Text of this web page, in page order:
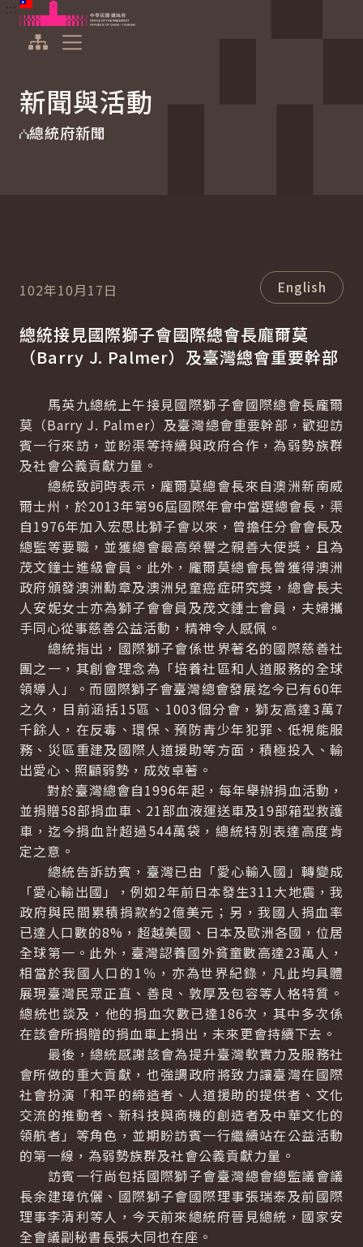
跳到主要內容
中華民國總統府
新聞與活動
總統府新聞
102年10月17日 English
總統接見國際獅子會國際總會長龐爾莫
（Barry J. Palmer）及臺灣總會重要幹部
馬英九總統上午接見國際獅子會國際總會長龐爾
莫（Barry J. Palmer）及臺灣總會重要幹部，歡迎訪
賓一行來訪，並盼渠等持續與政府合作，為弱勢族群
及社會公義貢獻力量。
總統致詞時表示，龐爾莫總會長來自澳洲新南威
爾士州，於2013年第96屆國際年會中當選總會長，渠
自1976年加入宏思比獅子會以來，曾擔任分會會長及
總監等要職，並獲總會最高榮譽之親善大使獎，且為
茂文鐘士進級會員。此外，龐爾莫總會長曾獲得澳洲
政府頒發澳洲勳章及澳洲兒童癌症研究獎，總會長夫
人安妮女士亦為獅子會會員及茂文鍾士會員，夫婦攜
手同心從事慈善公益活動，精神令人感佩。
總統指出，國際獅子會係世界著名的國際慈善社
團之一，其創會理念為「培養社區和人道服務的全球
領導人」。而國際獅子會臺灣總會發展迄今已有60年
之久，目前涵括15區、1003個分會，獅友高達3萬7
千餘人，在反毒、環保、預防青少年犯罪、低視能服
務、災區重建及國際人道援助等方面，積極投入、輸
出愛心、照顧弱勢，成效卓著。
對於臺灣總會自1996年起，每年舉辦捐血活動，
並捐贈58部捐血車、21部血液運送車及19部箱型救護
車，迄今捐血計超過544萬袋，總統特別表達高度肯
定之意。
總統告訴訪賓，臺灣已由「愛心輸入國」轉變成
「愛心輸出國」，例如2年前日本發生311大地震，我
政府與民間累積捐款約2億美元；另，我國人捐血率
已達人口數的8%，超越美國、日本及歐洲各國，位居
全球第一。此外，臺灣認養國外貧童數高達23萬人，
相當於我國人口的1％，亦為世界紀錄，凡此均具體
展現臺灣民眾正直、善良、敦厚及包容等人格特質。
總統也談及，他的捐血次數已達186次，其中多次係
在該會所捐贈的捐血車上捐出，未來更會持續下去。
最後，總統感謝該會為提升臺灣軟實力及服務社
會所做的重大貢獻，也強調政府將致力讓臺灣在國際
社會扮演「和平的締造者、人道援助的提供者、文化
交流的推動者、新科技與商機的創造者及中華文化的
領航者」等角色，並期盼訪賓一行繼續站在公益活動
的第一線，為弱勢族群及社會公義貢獻力量。
訪賓一行尚包括國際獅子會臺灣總會總監議會議
長余建璋伉儷、國際獅子會國際理事張瑞泰及前國際
理事李清利等人，今天前來總統府晉見總統，國家安
全會議副秘書長張大同也在座。